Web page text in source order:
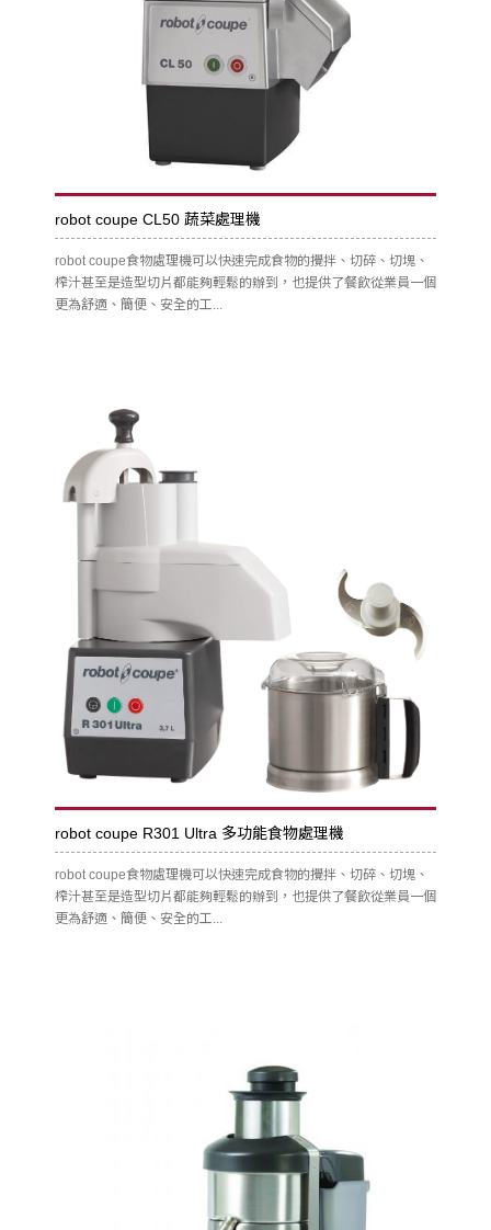
robot coupe CL50 蔬菜處理機
robot coupe食物處理機可以快速完成食物的攪拌、切碎、切塊、
榨汁甚至是造型切片都能夠輕鬆的辦到，也提供了餐飲從業員一個
更為舒適、簡便、安全的工...
robot coupe R301 Ultra 多功能食物處理機
robot coupe食物處理機可以快速完成食物的攪拌、切碎、切塊、
榨汁甚至是造型切片都能夠輕鬆的辦到，也提供了餐飲從業員一個
更為舒適、簡便、安全的工...